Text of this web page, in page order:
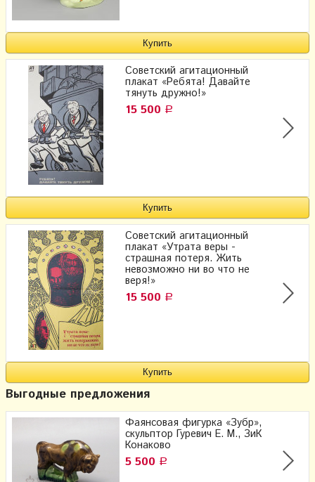
Советский агитационный
плакат «Ребята! Давайте
тянуть дружно!»
15 500 Р
Советский агитационный
плакат «Утрата веры -
страшная потеря. Жить
невозможно ни во что не
веря!»
15 500 Р
Выгодные предложения
Фаянсовая фигурка «Зубр»,
скульптор Гуревич Е. М., ЗиК
Конаково
5 500 Р